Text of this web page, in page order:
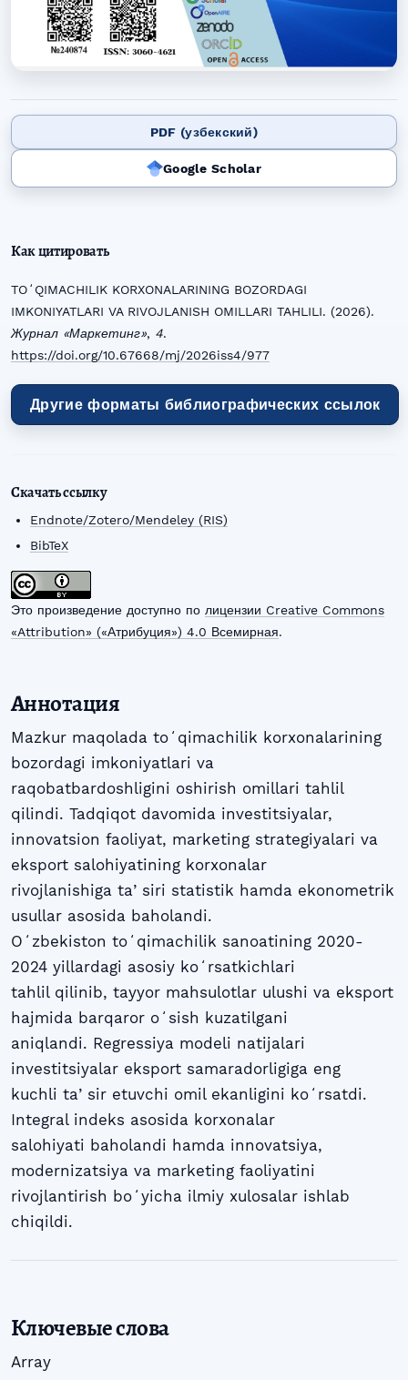
PDF (узбекский)
Google Scholar
Как цитировать
TOʻQIMACHILIK KORXONALARINING BOZORDAGI
IMKONIYATLARI VA RIVOJLANISH OMILLARI TAHLILI. (2026).
Журнал «Маркетинг», 4.
https://doi.org/10.67668/mj/2026iss4/977
Другие форматы библиографических ссылок
Скачать ссылку
Endnote/Zotero/Mendeley (RIS)
BibTeX
Это произведение доступно по лицензии Creative Commons
«Attribution» («Атрибуция») 4.0 Всемирная.
Аннотация
Mazkur maqolada toʻqimachilik korxonalarining
bozordagi imkoniyatlari va
raqobatbardoshligini oshirish omillari tahlil
qilindi. Tadqiqot davomida investitsiyalar,
innovatsion faoliyat, marketing strategiyalari va
eksport salohiyatining korxonalar
rivojlanishiga taʼsiri statistik hamda ekonometrik
usullar asosida baholandi.
Oʻzbekiston toʻqimachilik sanoatining 2020-
2024 yillardagi asosiy koʻrsatkichlari
tahlil qilinib, tayyor mahsulotlar ulushi va eksport
hajmida barqaror oʻsish kuzatilgani
aniqlandi. Regressiya modeli natijalari
investitsiyalar eksport samaradorligiga eng
kuchli taʼsir etuvchi omil ekanligini koʻrsatdi.
Integral indeks asosida korxonalar
salohiyati baholandi hamda innovatsiya,
modernizatsiya va marketing faoliyatini
rivojlantirish boʻyicha ilmiy xulosalar ishlab
chiqildi.
Ключевые слова
Array